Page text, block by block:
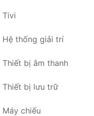
Tivi
Hệ thống giải trí
Thiết bị âm thanh
Thiết bị lưu trữ
Máy chiếu